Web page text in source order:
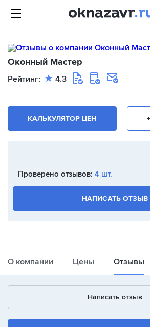
Оконный Мастер
Рейтинг: 4.3
КАЛЬКУЛЯТОР ЦЕН
Проверено отзывов: 4 шт.
НАПИСАТЬ ОТЗЫВ
О компании Цены Отзывы
Написать отзыв